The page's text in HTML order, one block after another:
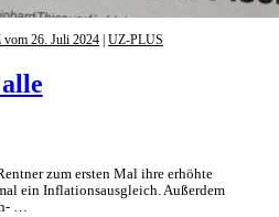
vom 26. Juli 2024 | UZ-PLUS
zum ersten Mal ihre erhöhte
ein Inflationsausgleich. Außerdem
…